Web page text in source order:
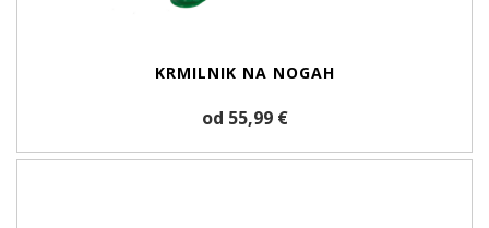
KRMILNIK NA NOGAH
od 55,99 €